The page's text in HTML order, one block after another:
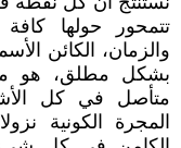
تتمحور حولها
والزمان، الكائن
بشكل مطلق، هو
متأصل في كل
المجرة الكونية